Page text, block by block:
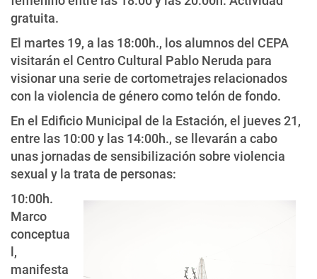
gratuita.
El martes 19, a las 18:00h., los alumnos del CEPA
visitarán el Centro Cultural Pablo Neruda para
visionar una serie de cortometrajes relacionados
con la violencia de género como telón de fondo.
En el Edificio Municipal de la Estación, el jueves 21,
entre las 10:00 y las 14:00h., se llevarán a cabo
unas jornadas de sensibilización sobre violencia
sexual y la trata de personas:
10:00h.
Marco
conceptua
l,
manifesta